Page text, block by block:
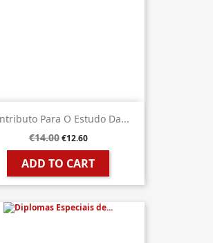
Para O Estudo Da...
€14.00 €12.60
ADD TO CART